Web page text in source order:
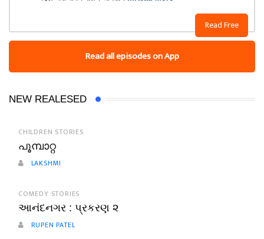
Read Free
Read all episodes on App
NEW REALESED
CHILDREN STORIES
പൂമ്പാറ്റ
LAKSHMI
COMEDY STORIES
આનંદનગર : પ્રકરણ ૨
RUPEN PATEL